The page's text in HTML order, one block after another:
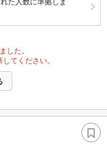
した。
てください。